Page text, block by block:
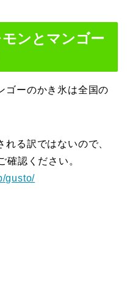
ンとマンゴー
ゴーのかき氷は全国の
る訳ではないので、
確認ください。
gusto/